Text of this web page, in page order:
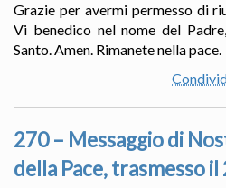
Grazie per avermi permesso di
Vi benedico nel nome del
Santo. Amen. Rimanete nella pace.
270 – Messaggio di
della Pace, trasmesso